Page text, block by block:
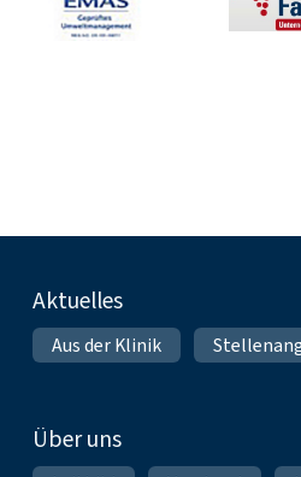
Fußnavigation
Aktuelles
Aus der Klinik
Über uns